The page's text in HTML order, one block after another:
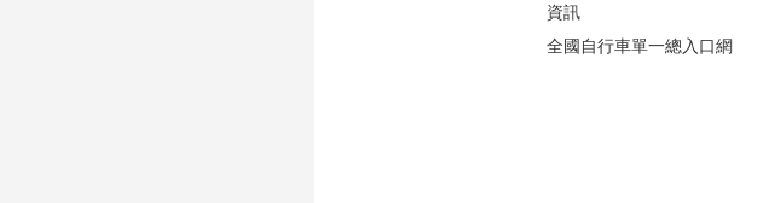
資訊
全國自行車單一總入口網